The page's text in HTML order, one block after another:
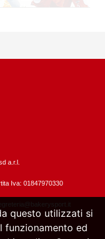
a.r.l.
Iva: 01847970330
questo utilizzati si
funzionamento ed